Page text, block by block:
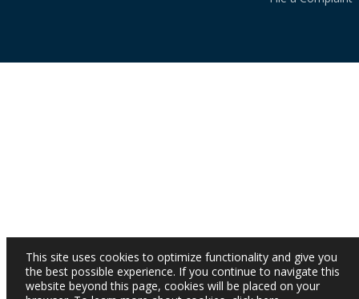
This site uses cookies to optimize functionality and give you
the best possible experience. If you continue to navigate this
website beyond this page, cookies will be placed on your